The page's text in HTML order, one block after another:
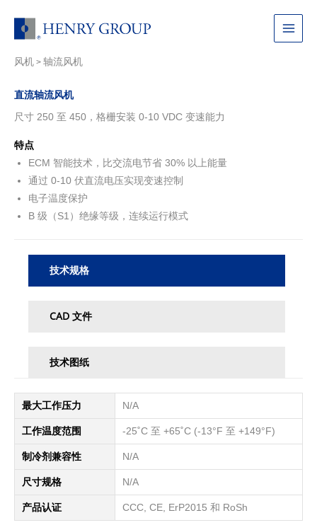
Main
风机 > 轴流风机
直流轴流风机
尺寸 250 至 450，格栅安装 0-10 VDC 变速能力
特点
ECM 智能技术，比交流电节省 30% 以上能量
通过 0-10 伏直流电压实现变速控制
电子温度保护
B 级（S1）绝缘等级，连续运行模式
技术规格
CAD 文件
技术图纸
最大工作压力 N/A
工作温度范围 -25˚C 至 +65˚C (-13°F 至 +149°F)
制冷剂兼容性 N/A
尺寸规格 N/A
产品认证 CCC, CE, ErP2015 和 RoSh